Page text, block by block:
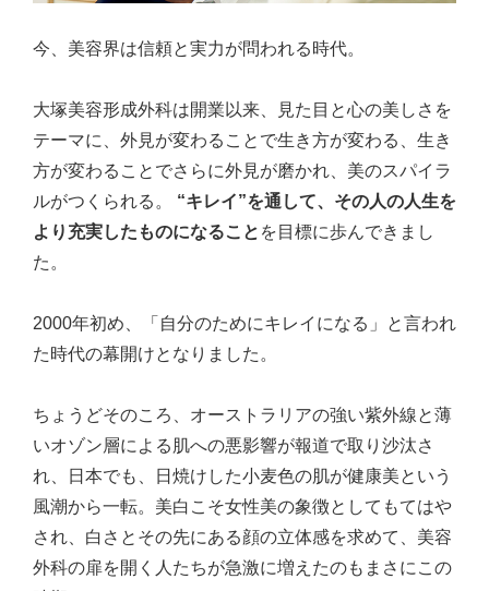
今、美容界は信頼と実力が問われる時代。
大塚美容形成外科は開業以来、見た目と心の美しさを
テーマに、外見が変わることで生き方が変わる、生き
方が変わることでさらに外見が磨かれ、美のスパイラ
ルがつくられる。 “キレイ”を通して、その人の人生を
より充実したものになること を目標に歩んできまし
た。
2000年初め、「自分のためにキレイになる」と言われ
た時代の幕開けとなりました。
ちょうどそのころ、オーストラリアの強い紫外線と薄
いオゾン層による肌への悪影響が報道で取り沙汰さ
れ、日本でも、日焼けした小麦色の肌が健康美という
風潮から一転。美白こそ女性美の象徴としてもてはや
され、白さとその先にある顔の立体感を求めて、美容
外科の扉を開く人たちが急激に増えたのもまさにこの